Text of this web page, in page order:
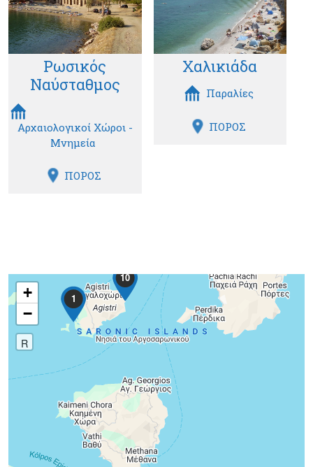
Ρωσικός
Ναύσταθμος
Αρχαιολογικοί Χώροι -
Μνημεία
ΠΟΡΟΣ
Χαλικιάδα
Παραλίες
ΠΟΡΟΣ
1
10
+
−
R